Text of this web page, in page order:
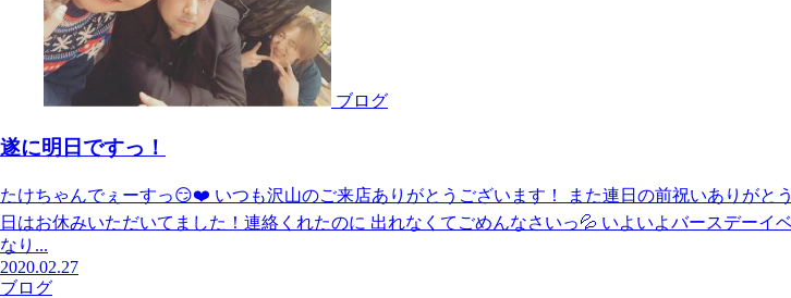
ブログ
遂に明日ですっ！
たけちゃんでぇーすっ😏❤️ いつも沢山のご来店ありがとうございます！ また連日の前祝いありがと
日はお休みいただいてました！連絡くれたのに 出れなくてごめんなさいっ💦 いよいよバースデーイ
なり...
2020.02.27
ブログ